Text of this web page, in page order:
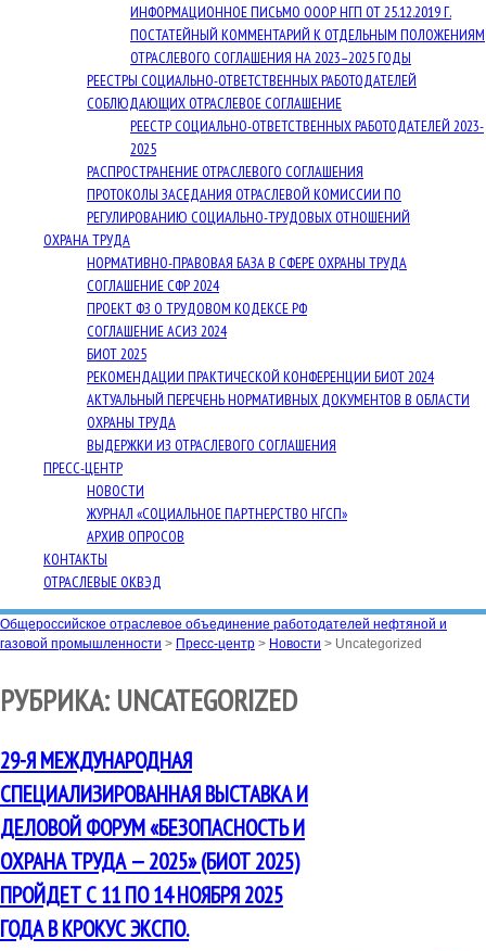
ИНФОРМАЦИОННОЕ ПИСЬМО ОООР НГП ОТ 25.12.2019 Г.
ПОСТАТЕЙНЫЙ КОММЕНТАРИЙ К ОТДЕЛЬНЫМ ПОЛОЖЕНИЯМ
ОТРАСЛЕВОГО СОГЛАШЕНИЯ НА 2023–2025 ГОДЫ
РЕЕСТРЫ СОЦИАЛЬНО-ОТВЕТСТВЕННЫХ РАБОТОДАТЕЛЕЙ
СОБЛЮДАЮЩИХ ОТРАСЛЕВОЕ СОГЛАШЕНИЕ
РЕЕСТР СОЦИАЛЬНО-ОТВЕТСТВЕННЫХ РАБОТОДАТЕЛЕЙ 2023-
2025
РАСПРОСТРАНЕНИЕ ОТРАСЛЕВОГО СОГЛАШЕНИЯ
ПРОТОКОЛЫ ЗАСЕДАНИЯ ОТРАСЛЕВОЙ КОМИССИИ ПО
РЕГУЛИРОВАНИЮ СОЦИАЛЬНО-ТРУДОВЫХ ОТНОШЕНИЙ
ОХРАНА ТРУДА
НОРМАТИВНО-ПРАВОВАЯ БАЗА В СФЕРЕ ОХРАНЫ ТРУДА
СОГЛАШЕНИЕ СФР 2024
ПРОЕКТ ФЗ О ТРУДОВОМ КОДЕКСЕ РФ
СОГЛАШЕНИЕ АСИЗ 2024
БИОТ 2025
РЕКОМЕНДАЦИИ ПРАКТИЧЕСКОЙ КОНФЕРЕНЦИИ БИОТ 2024
АКТУАЛЬНЫЙ ПЕРЕЧЕНЬ НОРМАТИВНЫХ ДОКУМЕНТОВ В ОБЛАСТИ
ОХРАНЫ ТРУДА
ВЫДЕРЖКИ ИЗ ОТРАСЛЕВОГО СОГЛАШЕНИЯ
ПРЕСС-ЦЕНТР
НОВОСТИ
ЖУРНАЛ «СОЦИАЛЬНОЕ ПАРТНЕРСТВО НГСП»
АРХИВ ОПРОСОВ
КОНТАКТЫ
ОТРАСЛЕВЫЕ ОКВЭД
Общероссийское отраслевое объединение работодателей нефтяной и
газовой промышленности > Пресс-центр > Новости > Uncategorized
РУБРИКА: UNCATEGORIZED
29-Я МЕЖДУНАРОДНАЯ
СПЕЦИАЛИЗИРОВАННАЯ ВЫСТАВКА И
ДЕЛОВОЙ ФОРУМ «БЕЗОПАСНОСТЬ И
ОХРАНА ТРУДА — 2025» (БИОТ 2025)
ПРОЙДЕТ С 11 ПО 14 НОЯБРЯ 2025
ГОДА В КРОКУС ЭКСПО.